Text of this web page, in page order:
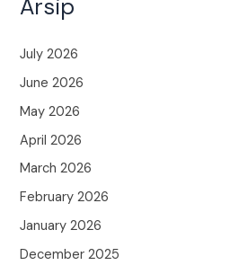
Arsip
July 2026
June 2026
May 2026
April 2026
March 2026
February 2026
January 2026
December 2025